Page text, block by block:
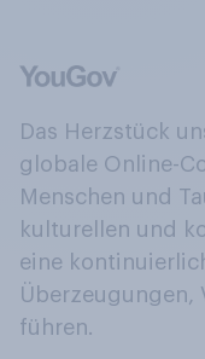
Das Herzstück
globale Online-
Menschen und
kulturellen und
eine
Überzeugungen,
führen.